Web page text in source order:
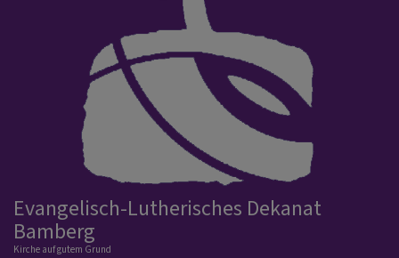
Evangelisch-Lutherisches Dekanat
Bamberg
Kirche auf gutem Grund